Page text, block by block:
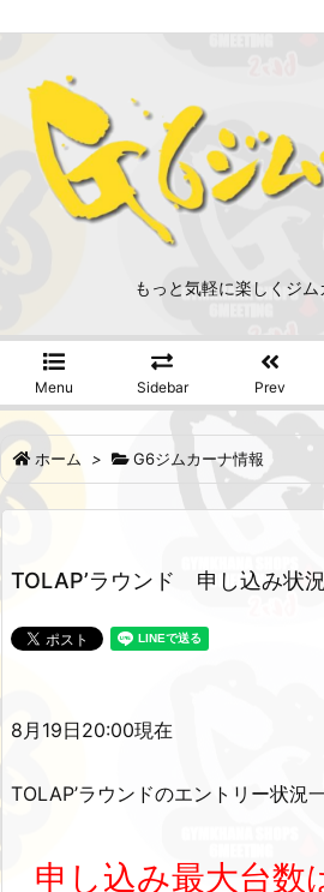
もっと気軽に楽しくジム
Menu Sidebar Prev
ホーム > G6ジムカーナ情報
TOLAP’ラウンド 申し込み状況
8 月19日20:00現在
TOLAP’ラウンドのエントリー状況
申し込み最大台数